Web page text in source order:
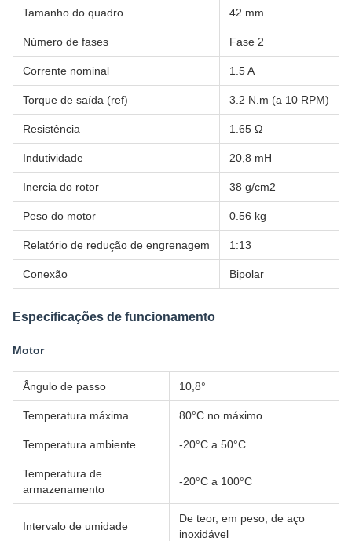
Tamanho do quadro 42 mm
Número de fases Fase 2
Corrente nominal 1.5 A
Torque de saída (ref) 3.2 N.m (a 10 RPM)
Resistência 1.65 Ω
Indutividade 20,8 mH
Inercia do rotor 38 g/cm2
Peso do motor 0.56 kg
Relatório de redução de engrenagem 1:13
Conexão Bipolar
Especificações de funcionamento
Motor
Ângulo de passo 10,8°
Temperatura máxima 80°C no máximo
Temperatura ambiente -20°C a 50°C
Temperatura de
armazenamento
-20°C a 100°C
Intervalo de umidade
De teor, em peso, de aço
inoxidável